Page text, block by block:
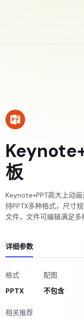
板
Keynote+PPT高大上动
持PPTX多种格式，尺寸
文件，文件可编辑满足多
详细参数
格式
PPTX
配图
不包含
相关推荐